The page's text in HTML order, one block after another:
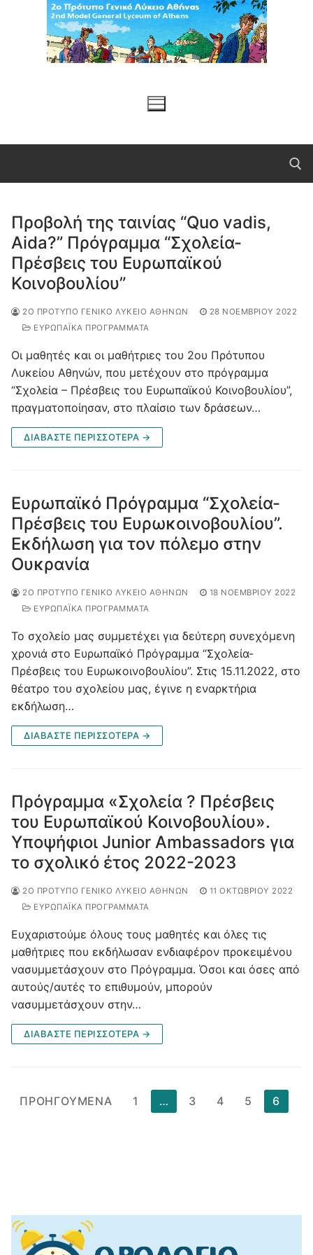
Μετάβαση
περιεχόμενο
Αναζήτηση για:
Προβολή της ταινίας “Quo vadis,
Aida?” Πρόγραμμα “Σχολεία-
Πρέσβεις του Ευρωπαϊκού
Κοινοβουλίου”
2Ο ΠΡΌΤΥΠΟ ΓΕΝΙΚΌ ΛΎΚΕΙΟ ΑΘΗΝΏΝ
28 ΝΟΕΜΒΡΊΟΥ 2022
ΕΥΡΩΠΑΪΚΑ ΠΡΟΓΡΑΜΜΑΤΑ
Οι μαθητές και οι μαθήτριες του 2ου Πρότυπου
Λυκείου Αθηνών, που μετέχουν στο πρόγραμμα
“Σχολεία – Πρέσβεις του Ευρωπαϊκού Κοινοβουλίου”,
πραγματοποίησαν, στο πλαίσιο των δράσεων…
ΔΙΑΒΆΣΤΕ ΠΕΡΙΣΣΌΤΕΡΑ →
Ευρωπαϊκό Πρόγραμμα “Σχολεία-
Πρέσβεις του Ευρωκοινοβουλίου”.
Εκδήλωση για τον πόλεμο στην
Ουκρανία
2Ο ΠΡΌΤΥΠΟ ΓΕΝΙΚΌ ΛΎΚΕΙΟ ΑΘΗΝΏΝ
18 ΝΟΕΜΒΡΊΟΥ 2022
ΕΥΡΩΠΑΪΚΑ ΠΡΟΓΡΑΜΜΑΤΑ
Το σχολείο μας συμμετέχει για δεύτερη συνεχόμενη
χρονιά στο Ευρωπαϊκό Πρόγραμμα “Σχολεία-
Πρέσβεις του Ευρωκοινοβουλίου”. Στις 15.11.2022, στο
θέατρο του σχολείου μας, έγινε η εναρκτήρια
εκδήλωση…
ΔΙΑΒΆΣΤΕ ΠΕΡΙΣΣΌΤΕΡΑ →
Πρόγραμμα «Σχολεία ? Πρέσβεις
του Ευρωπαϊκού Κοινοβουλίου».
Υποψήφιοι Junior Ambassadors για
το σχολικό έτος 2022-2023
2Ο ΠΡΌΤΥΠΟ ΓΕΝΙΚΌ ΛΎΚΕΙΟ ΑΘΗΝΏΝ
11 ΟΚΤΩΒΡΊΟΥ 2022
ΕΥΡΩΠΑΪΚΑ ΠΡΟΓΡΑΜΜΑΤΑ
Ευχαριστούμε όλους τους μαθητές και όλες τις
μαθήτριες που εκδήλωσαν ενδιαφέρον προκειμένου
νασυμμετάσχουν στο Πρόγραμμα. Όσοι και όσες από
αυτούς/αυτές το επιθυμούν, μπορούν
νασυμμετάσχουν στην…
ΔΙΑΒΆΣΤΕ ΠΕΡΙΣΣΌΤΕΡΑ →
Σελιδοποίηση
ΠΡΟΗΓΟΎΜΕΝΑ 1 … 3 4 5 6